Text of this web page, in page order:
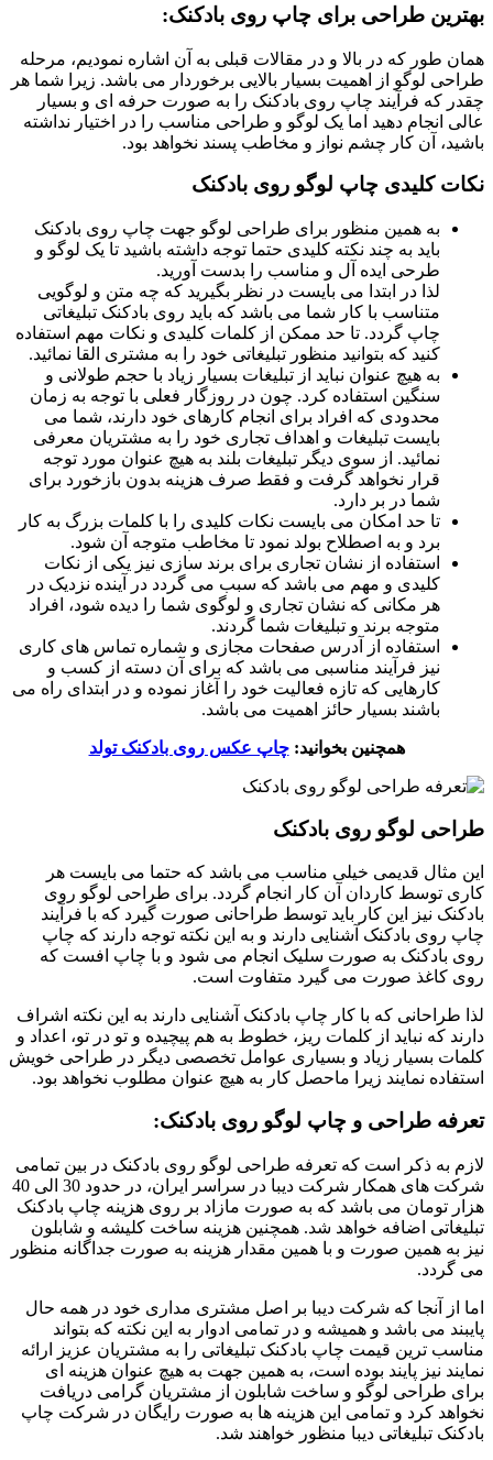
بهترین طراحی برای چاپ روی بادکنک:
همان طور که در بالا و در مقالات قبلی به آن اشاره نمودیم، مرحله
طراحی لوگو از اهمیت بسیار بالایی برخوردار می باشد. زیرا شما هر
چقدر که فرآیند چاپ روی بادکنک را به صورت حرفه ای و بسیار
عالی انجام دهید اما یک لوگو و طراحی مناسب را در اختیار نداشته
باشید، آن کار چشم نواز و مخاطب پسند نخواهد بود.
نکات کلیدی چاپ لوگو روی بادکنک
به همین منظور برای طراحی لوگو جهت چاپ روی بادکنک
باید به چند نکته کلیدی حتما توجه داشته باشید تا یک لوگو و
طرحی ایده آل و مناسب را بدست آورید.
لذا در ابتدا می بایست در نظر بگیرید که چه متن و لوگویی
متناسب با کار شما می باشد که باید روی بادکنک تبلیغاتی
چاپ گردد. تا حد ممکن از کلمات کلیدی و نکات مهم استفاده
کنید که بتوانید منظور تبلیغاتی خود را به مشتری القا نمائید.
به هیچ عنوان نباید از تبلیغات بسیار زیاد با حجم طولانی و
سنگین استفاده کرد. چون در روزگار فعلی با توجه به زمان
محدودی که افراد برای انجام کارهای خود دارند، شما می
بایست تبلیغات و اهداف تجاری خود را به مشتریان معرفی
نمائید. از سوی دیگر تبلیغات بلند به هیچ عنوان مورد توجه
قرار نخواهد گرفت و فقط صرف هزینه بدون بازخورد برای
شما در بر دارد.
تا حد امکان می بایست نکات کلیدی را با کلمات بزرگ به کار
برد و به اصطلاح بولد نمود تا مخاطب متوجه آن شود.
استفاده از نشان تجاری برای برند سازی نیز یکی از نکات
کلیدی و مهم می باشد که سبب می گردد در آینده نزدیک در
هر مکانی که نشان تجاری و لوگوی شما را دیده شود، افراد
متوجه برند و تبلیغات شما گردند.
استفاده از آدرس صفحات مجازی و شماره تماس های کاری
نیز فرآیند مناسبی می باشد که برای آن دسته از کسب و
کارهایی که تازه فعالیت خود را آغاز نموده و در ابتدای راه می
باشند بسیار حائز اهمیت می باشد.
همچنین بخوانید:چاپ عکس روی بادکنک تولد
طراحی لوگو روی بادکنک
این مثال قدیمی خیلی مناسب می باشد که حتما می بایست هر
کاری توسط کاردان آن کار انجام گردد. برای طراحی لوگو روی
بادکنک نیز این کار باید توسط طراحانی صورت گیرد که با فرآیند
چاپ روی بادکنک آشنایی دارند و به این نکته توجه دارند که چاپ
روی بادکنک به صورت سلیک انجام می شود و با چاپ افست که
روی کاغذ صورت می گیرد متفاوت است.
لذا طراحانی که با کار چاپ بادکنک آشنایی دارند به این نکته اشراف
دارند که نباید از کلمات ریز، خطوط به هم پیچیده و تو در تو، اعداد و
کلمات بسیار زیاد و بسیاری عوامل تخصصی دیگر در طراحی خویش
استفاده نمایند زیرا ماحصل کار به هیچ عنوان مطلوب نخواهد بود.
تعرفه طراحی و چاپ لوگو روی بادکنک:
لازم به ذکر است که تعرفه طراحی لوگو روی بادکنک در بین تمامی
شرکت های همکار شرکت دیبا در سراسر ایران، در حدود 30 الی 40
هزار تومان می باشد که به صورت مازاد بر روی هزینه چاپ بادکنک
تبلیغاتی اضافه خواهد شد. همچنین هزینه ساخت کلیشه و شابلون
نیز به همین صورت و با همین مقدار هزینه به صورت جداگانه منظور
می گردد.
اما از آنجا که شرکت دیبا بر اصل مشتری مداری خود در همه حال
پایبند می باشد و همیشه و در تمامی ادوار به این نکته که بتواند
مناسب ترین قیمت چاپ بادکنک تبلیغاتی را به مشتریان عزیز ارائه
نمایند نیز پایند بوده است، به همین جهت به هیچ عنوان هزینه ای
برای طراحی لوگو و ساخت شابلون از مشتریان گرامی دریافت
نخواهد کرد و تمامی این هزینه ها به صورت رایگان در شرکت چاپ
بادکنک تبلیغاتی دیبا منظور خواهند شد.